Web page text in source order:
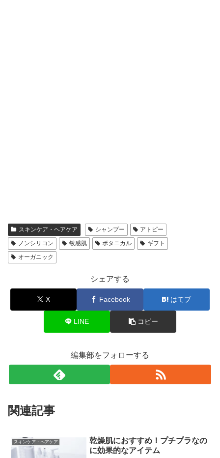
スキンケア・ヘアケア シャンプー
アトピー
ノンシリコン
敏感肌 ボタニカル
ギフト
オーガニック
シェアする
X Facebook はてブ
LINE コピー
編集部をフォローする
関連記事
スキンケア・ヘアケア
乾燥肌におすすめ！プチプラなの
に効果的なアイテム